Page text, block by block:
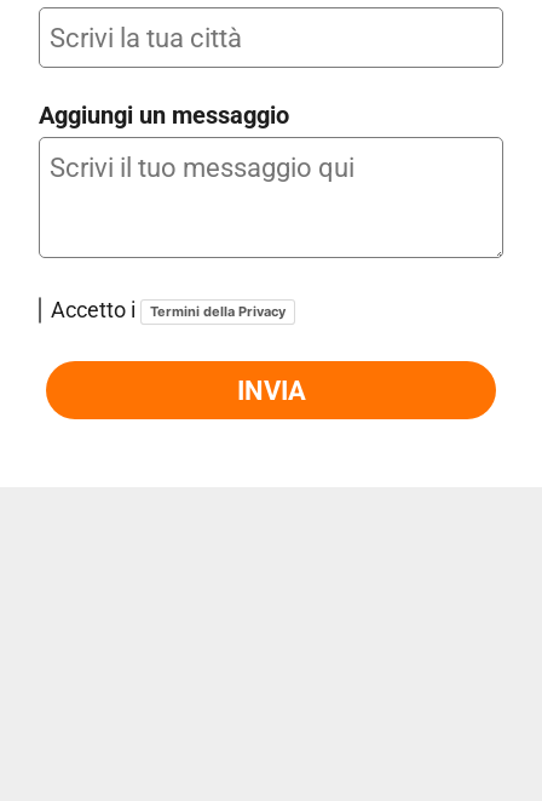
Aggiungi un messaggio
Accetto i Termini della Privacy
INVIA